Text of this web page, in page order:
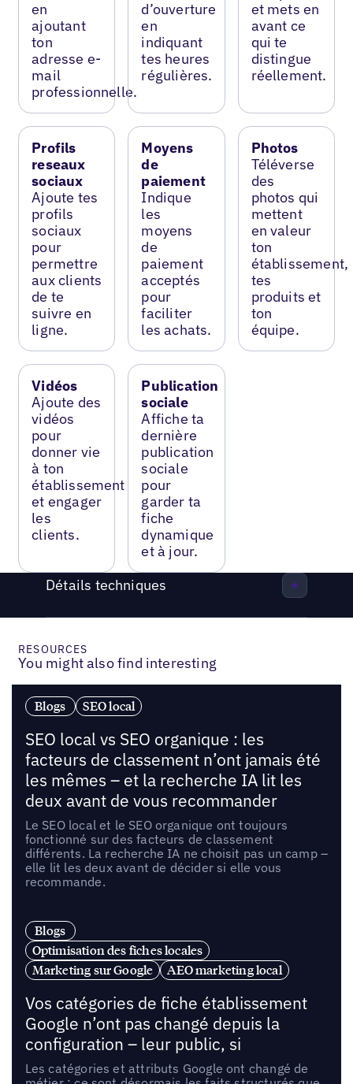
en
ajoutant
ton
adresse e-
mail
professionnelle.
d’ouverture
en
indiquant
tes heures
régulières.
et mets en
avant ce
qui te
distingue
réellement.
Profils
reseaux
sociaux
Ajoute tes
profils
sociaux
pour
permettre
aux clients
de te
suivre en
ligne.
Moyens
de
paiement
Indique
les
moyens
de
paiement
acceptés
pour
faciliter
les achats.
Photos
Téléverse
des
photos qui
mettent
en valeur
ton
établissement,
tes
produits et
ton
équipe.
Vidéos
Ajoute des
vidéos
pour
donner vie
à ton
établissement
et engager
les
clients.
Publication
sociale
Affiche ta
dernière
publication
sociale
pour
garder ta
fiche
dynamique
et à jour.
Détails techniques
RESOURCES
You might also find interesting
Blogs SEO local
SEO local vs SEO organique : les
facteurs de classement n’ont jamais été
les mêmes – et la recherche IA lit les
deux avant de vous recommander
Le SEO local et le SEO organique ont toujours
fonctionné sur des facteurs de classement
différents. La recherche IA ne choisit pas un camp –
elle lit les deux avant de décider si elle vous
recommande.
Blogs
Optimisation des fiches locales
Marketing sur Google
AEO marketing local
Vos catégories de fiche établissement
Google n’ont pas changé depuis la
configuration – leur public, si
Les catégories et attributs Google ont changé de